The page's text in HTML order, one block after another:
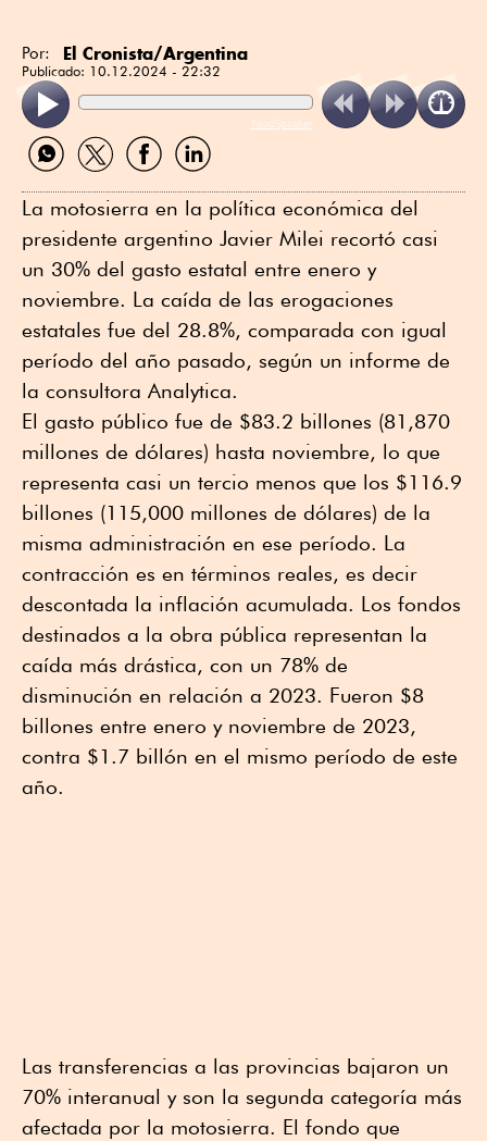
Por: El Cronista/Argentina
Publicado: 10.12.2024 - 22:32
ReadSpeaker
Compartir
por
Compartir
por
Compartir
por
Compartir
por
La motosierra en la política económica del
presidente argentino Javier Milei recortó casi
un 30% del gasto estatal entre enero y
noviembre. La caída de las erogaciones
estatales fue del 28.8%, comparada con igual
período del año pasado, según un informe de
la consultora Analytica.
El gasto público fue de $83.2 billones (81,870
millones de dólares) hasta noviembre, lo que
representa casi un tercio menos que los $116.9
billones (115,000 millones de dólares) de la
misma administración en ese período. La
contracción es en términos reales, es decir
descontada la inflación acumulada. Los fondos
destinados a la obra pública representan la
caída más drástica, con un 78% de
disminución en relación a 2023. Fueron $8
billones entre enero y noviembre de 2023,
contra $1.7 billón en el mismo período de este
año.
Las transferencias a las provincias bajaron un
70% interanual y son la segunda categoría más
afectada por la motosierra. El fondo que